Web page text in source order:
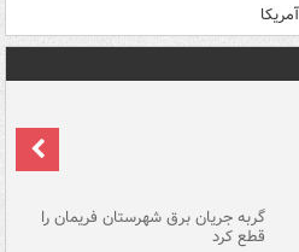
گربه جریان برق شهرستان فریمان را
قطع کرد